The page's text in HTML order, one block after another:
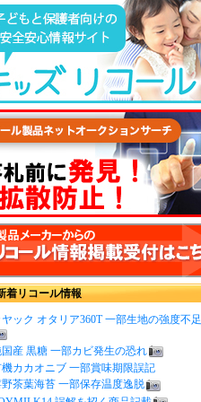
着リコール情報
ック オタリア360T 一部生地の強度不足
産 黒糖 一部カビ発生の恐れ
カカオニブ 一部賞味期限誤記
茶葉海苔 一部保存温度逸脱